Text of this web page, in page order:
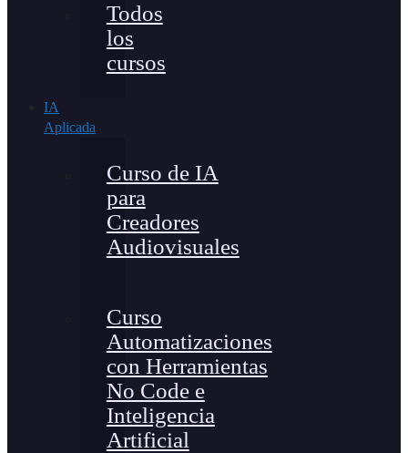
Todos
los
cursos
IA
Aplicada
Curso de IA
para
Creadores
Audiovisuales
Curso
Automatizaciones
con Herramientas
No Code e
Inteligencia
Artificial